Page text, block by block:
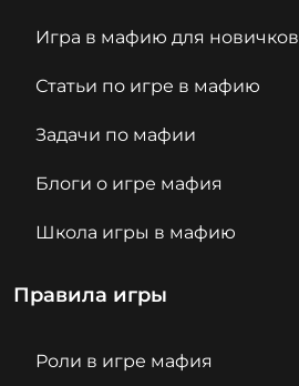
Игра в мафию для новичков
Статьи по игре в мафию
Задачи по мафии
Блоги о игре мафия
Школа игры в мафию
Правила игры
Роли в игре мафия